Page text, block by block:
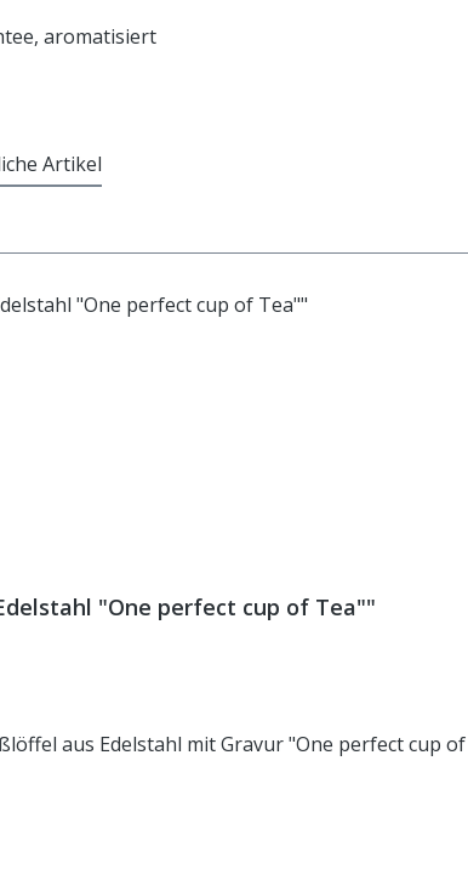
aromatisiert
Artikel
"One perfect cup of Tea""
aus Edelstahl mit Gravur "One perfect cup of